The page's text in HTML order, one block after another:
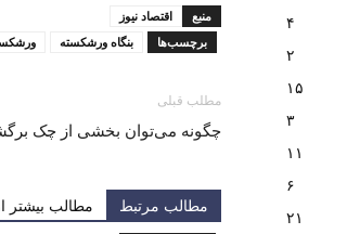
منبع
اقتصاد نیوز
برچسب‌ها
بنگاه ورشکسته
مطلب قبلی
چگونه می‌توان بخشی از چک
مطالب مرتبط مطالب بیشتر
۴
۲
۱۵
۳
۱۱
۶
۲۱